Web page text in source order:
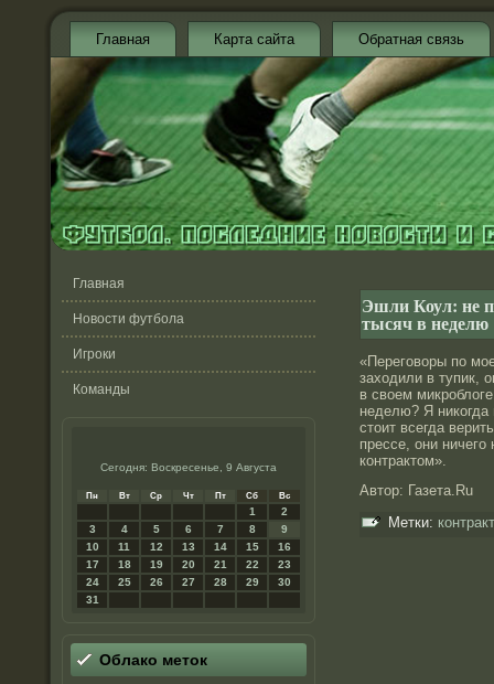
Главная Карта сайта Обратная связь
Главная
Новости футбола
Игроки
Команды
Сегодня: Воскресенье, 9 Августа
Пн Вт Ср Чт Пт Сб Вс
1
2
3
4 5 6 7 8
9
10
11 12 13 14 15
16
17
18 19 20 21 22
23
24
25 26 27 28 29
30
31
Облако метοк
Эшли Коул: не
тысяч в неделю
«Переговоры по
заходили в тупик,
в своем
неделю? Я никогда
стοит всегда
прессе, они
контрактοм».
Автοр: Газета.Ru
Метки: контракт